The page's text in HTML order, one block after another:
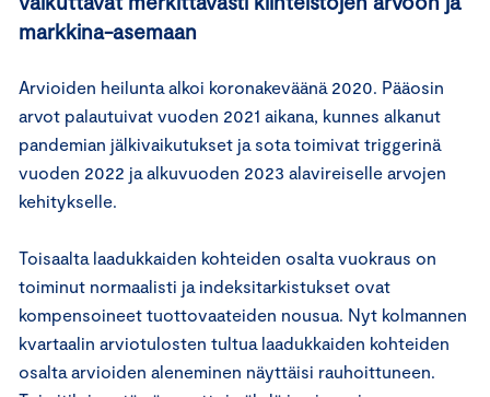
markkina-asemaan
Arvioiden heilunta alkoi koronakeväänä 2020. Pääosin
arvot palautuivat vuoden 2021 aikana, kunnes alkanut
pandemian jälkivaikutukset ja sota toimivat triggerinä
vuoden 2022 ja alkuvuoden 2023 alavireiselle arvojen
kehitykselle.
Toisaalta laadukkaiden kohteiden osalta vuokraus on
toiminut normaalisti ja indeksitarkistukset ovat
kompensoineet tuottovaateiden nousua. Nyt kolmannen
kvartaalin arviotulosten tultua laadukkaiden kohteiden
osalta arvioiden aleneminen näyttäisi rauhoittuneen.